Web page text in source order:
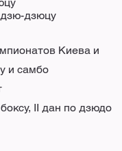
дзюцу
Киева и
и самбо
II дан по дзюдо